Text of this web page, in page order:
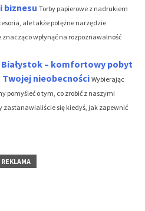
biznesu Torby papierowe z nadrukiem
ale także potężne narzędzie
wpłynąć na rozpoznawalność
– komfortowy pobyt
nieobecności Wybierając
pomyśleć o tym, co zrobić z naszymi
się kiedyś, jak zapewnić